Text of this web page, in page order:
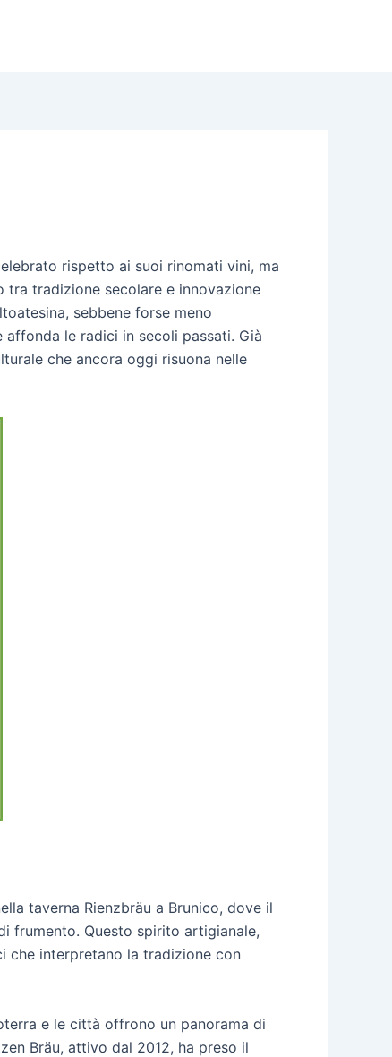
rispetto ai suoi rinomati vini, ma
tradizione secolare e innovazione
sebbene forse meno
le radici in secoli passati. Già
che ancora oggi risuona nelle
taverna Rienzbräu a Brunico, dove il
frumento. Questo spirito artigianale,
che interpretano la tradizione con
e le città offrono un panorama di
Bräu, attivo dal 2012, ha preso il